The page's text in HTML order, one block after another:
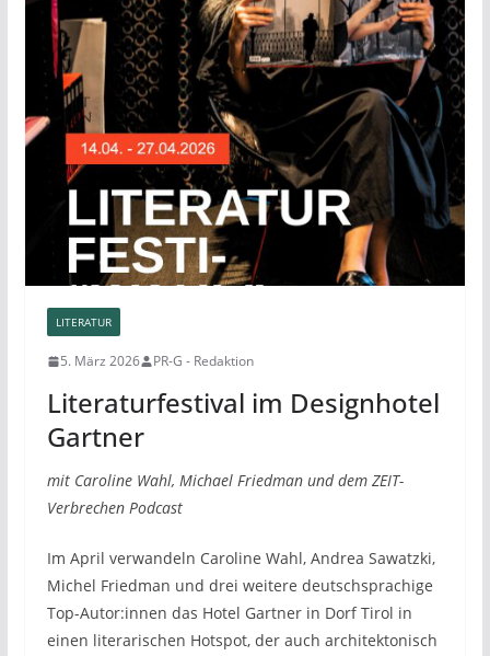
LITERATUR
5. März 2026 PR-G - Redaktion
Literaturfestival im Designhotel
Gartner
mit Caroline Wahl, Michael Friedman und dem ZEIT-
Verbrechen Podcast
Im April verwandeln Caroline Wahl, Andrea Sawatzki,
Michel Friedman und drei weitere deutschsprachige
Top-Autor:innen das Hotel Gartner in Dorf Tirol in
einen literarischen Hotspot, der auch architektonisch